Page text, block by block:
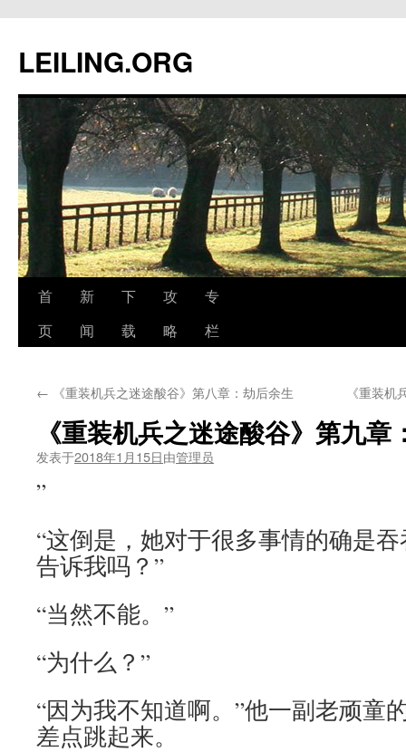
文
LEILING.ORG
首
页
新
闻
下
载
攻
略
专
栏
← 《重装机兵之迷途酸谷》第八章：劫后余生 《重装
《重装机兵之迷途酸谷》第九章
发表于2018年1月15日由管理员
”
“这倒是，她对于很多事情的确是
告诉我吗？”
“当然不能。”
“为什么？”
“因为我不知道啊。”他一副老顽童
差点跳起来。